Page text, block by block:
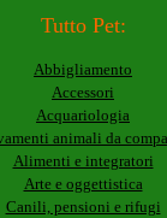
Tutto Pet:
Abbigliamento
Accessori
Acquariologia
animali da
Alimenti e integratori
Arte e oggettistica
Canili, pensioni e rifugi